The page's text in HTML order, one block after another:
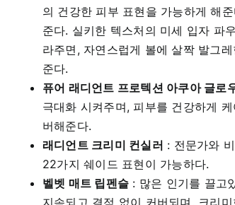
의 건강한 피부 표현을 가능하게 해
준다. 실키한 텍스처의 미세 입자 파
라주면, 자연스럽게 볼에 살짝 발그
준다.
퓨어 래디언트 프로텍션 아쿠아 글로
극대화 시켜주며, 피부를 건강하게
버해준다.
래디언트 크리미 컨실러 : 전문가와
22가지 쉐이드 표현이 가능하다.
벨벳 매트 립펜슬 : 많은 인기를 끌고
지속되고 결점 없이 커버되며, 크리